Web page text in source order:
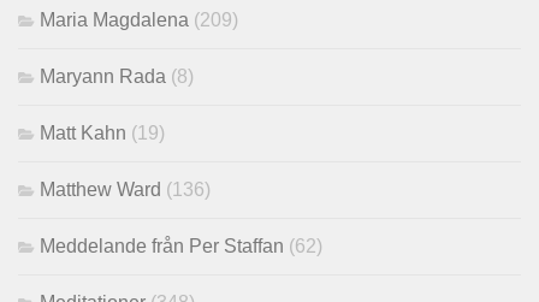
Maria Magdalena (209)
Maryann Rada (8)
Matt Kahn (19)
Matthew Ward (136)
Meddelande från Per Staffan (62)